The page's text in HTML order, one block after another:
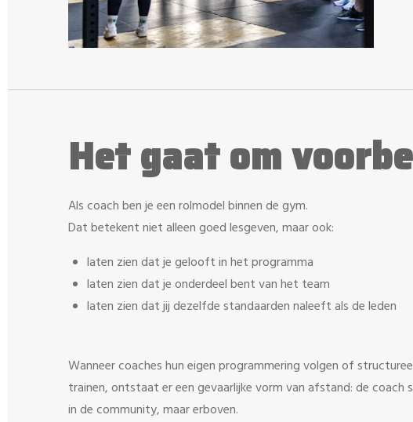
Het gaat om
Als coach ben je een rolmodel binnen de gym.
Dat betekent niet alleen goed lesgeven, maar ook:
laten zien dat je gelooft in het programma
laten zien dat je onderdeel bent van het team
laten zien dat jij dezelfde standaarden naleeft als de leden
Wanneer coaches hun eigen programmering volgen of
trainen, ontstaat er een gevaarlijke vorm van afstand: de coach
in de community, maar erboven.